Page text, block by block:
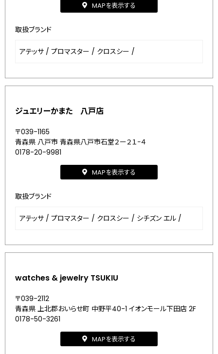
MAPを表示する
取扱ブランド
アテッサ / プロマスター / クロスシー /
ジュエリーかまた 八戸店
〒039-1165
青森県 八戸市 青森県八戸市石堂２ー２１−４
0178-20-9981
MAPを表示する
取扱ブランド
アテッサ / プロマスター / クロスシー / シチズン エル /
watches & jewelry TSUKIU
〒039-2112
青森県 上北郡おいらせ町 中野平40-1 イオンモール下田店 2F
0178-50-3261
MAPを表示する